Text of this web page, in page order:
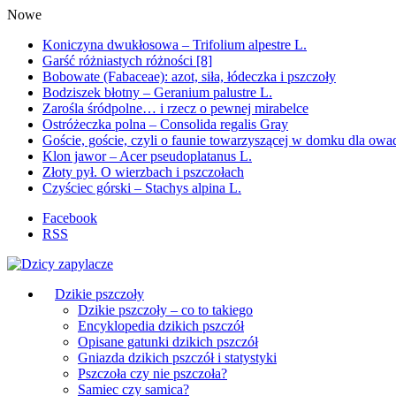
Nowe
Koniczyna dwukłosowa – Trifolium alpestre L.
Garść różniastych różności [8]
Bobowate (Fabaceae): azot, siła, łódeczka i pszczoły
Bodziszek błotny – Geranium palustre L.
Zarośla śródpolne… i rzecz o pewnej mirabelce
Ostróżeczka polna – Consolida regalis Gray
Goście, goście, czyli o faunie towarzyszącej w domku dla
Klon jawor – Acer pseudoplatanus L.
Złoty pył. O wierzbach i pszczołach
Czyściec górski – Stachys alpina L.
Facebook
RSS
Dzikie pszczoły
Dzikie pszczoły – co to takiego
Encyklopedia dzikich pszczół
Opisane gatunki dzikich pszczół
Gniazda dzikich pszczół i statystyki
Pszczoła czy nie pszczoła?
Samiec czy samica?